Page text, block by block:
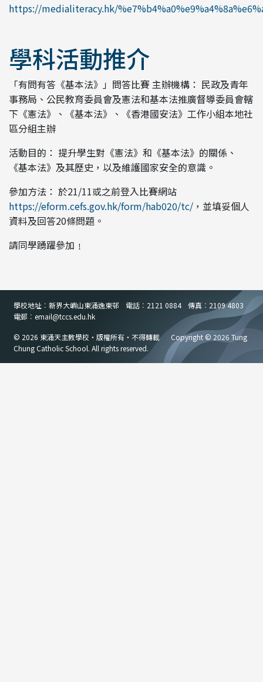
https://medialiteracy.hk/
學科活動推介
「有問有答《基本法》」問答比賽 主辦機構： 民政及青年
事務局、公民教育委員會及憲法和基本法推廣督導委員會轄
下《憲法》、《基本法》、《香港國安法》工作小組本地社
區分組主辦
活動目的： 提升學生對《憲法》和《基本法》的關係、
《基本法》及其歷史，以及維護國家安全的意識。
參加方法： 於21/11或之前登入比賽網站
https://eform.cefs.gov.hk/form/hab020/tc/ ，並填妥個人
資料及回答20條問題。
請同學踴躍參加﹗
學校地址︰新界大嶼山東涌逸東邨 電話︰2121 0884
傳真︰2109 4803
電郵︰email@tccs.edu.hk
© 2026 東涌天主教學校・版權所有・不得轉載
Copyright © 2026 Tung
Chung Catholic School. All rights reserved.